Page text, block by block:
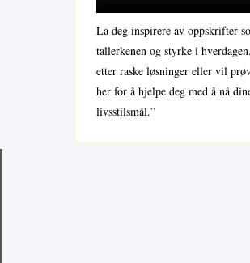
La deg inspirere av oppskrifter
tallerkenen og styrke i
etter raske løsninger eller vil
her for å hjelpe deg med å nå
livsstilsmål.”